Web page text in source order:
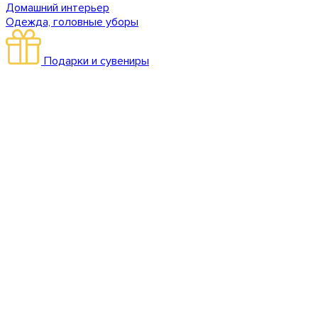
Домашний интерьер
Одежда, головные уборы
Подарки и сувениры